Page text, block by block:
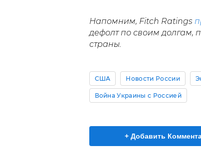
Напомним, Fitch Ratings
дефолт по своим долгам,
страны.
США Новости России
Война Украины с Россией
+ Добавить